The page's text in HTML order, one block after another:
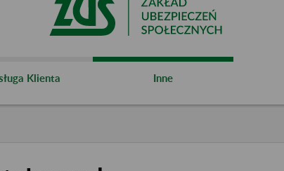
Klienta Inne